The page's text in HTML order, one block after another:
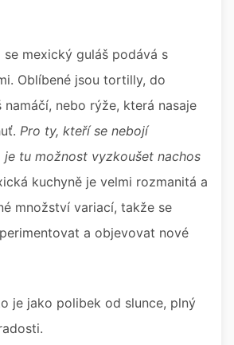
mexický guláš podává s
Oblíbené jsou tortilly, do
namáčí, nebo rýže, která nasaje
Pro ty, kteří se nebojí
tu možnost vyzkoušet nachos
kuchyně je velmi rozmanitá a
množství variací, takže se
a objevovat nové
je jako polibek od slunce, plný